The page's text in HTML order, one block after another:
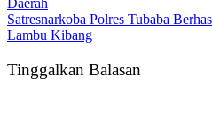
Satresnarkoba Polres Tubaba
Lambu Kibang
Tinggalkan Balasan